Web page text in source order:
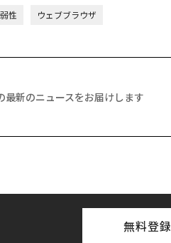
性 ウェブブラウザ
最新のニュースをお届けします
無料登録